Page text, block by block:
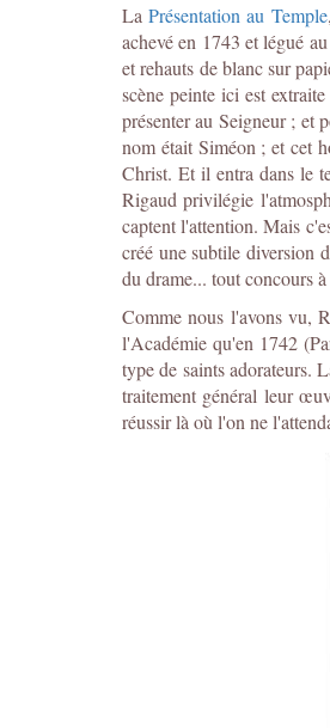
LaPrésentation au Temple
achevé en 1743 et légué
et rehauts de blanc sur
scène peinte ici est
présenter au Seigneur ; et
nom était Siméon ; et cet
Christ. Et il entra dans le
Rigaud privilégie
captent l'attention. Mais
créé une subtile diversion
du drame... tout concours
Comme nous l'avons vu,
l'Académie qu'en 1742
type de saints adorateurs.
traitement général leur
réussir là où l'on ne